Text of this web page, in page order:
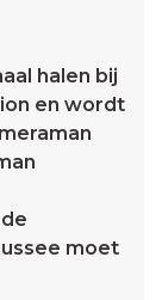
halen bij
en wordt
moet